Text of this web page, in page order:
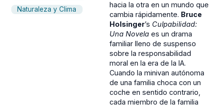
Naturaleza y Clima
hacia la otra en un mundo que
cambia rápidamente. Bruce
Holsinger’s Culpabilidad:
Una Novela es un drama
familiar lleno de suspenso
sobre la responsabilidad
moral en la era de la IA.
Cuando la minivan autónoma
de una familia choca con un
coche en sentido contrario,
cada miembro de la familia